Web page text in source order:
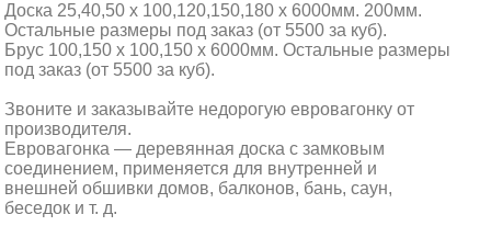
Доска 25,40,50 x 100,120,150,180 х 6000мм. 200мм.
Остальные размеры под заказ (от 5500 за куб).
Брус 100,150 х 100,150 х 6000мм. Остальные размеры
под заказ (от 5500 за куб).
Звоните и заказывайте недорогую евровагонку от
производителя.
Евровагонка — деревянная доска с замковым
соединением, применяется для внутренней и
внешней обшивки домов, балконов, бань, саун,
беседок и т. д.